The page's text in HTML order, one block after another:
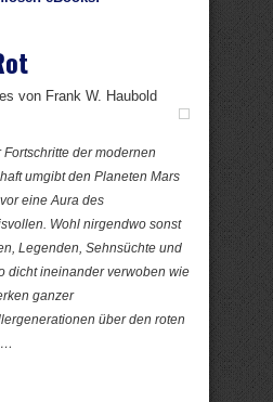
von Frank W. Haubold
Fortschritte der modernen
umgibt den Planeten Mars
eine Aura des
Wohl nirgendwo sonst
Legenden, Sehnsüchte und
dicht ineinander verwoben wie
ganzer
über den roten
…